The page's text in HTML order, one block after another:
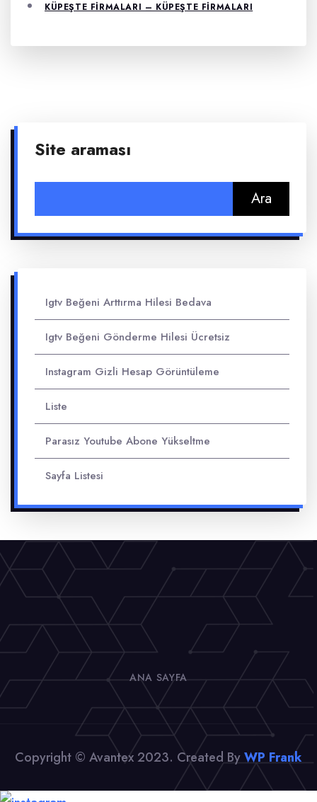
KÜPEŞTE FIRMALARI – KÜPEŞTE FIRMALARI
Site araması
Igtv Beğeni Arttırma Hilesi Bedava
Igtv Beğeni Gönderme Hilesi Ücretsiz
Instagram Gizli Hesap Görüntüleme
Liste
Parasız Youtube Abone Yükseltme
Sayfa Listesi
ANA SAYFA
Copyright © Avantex 2023. Created ByWP Frank